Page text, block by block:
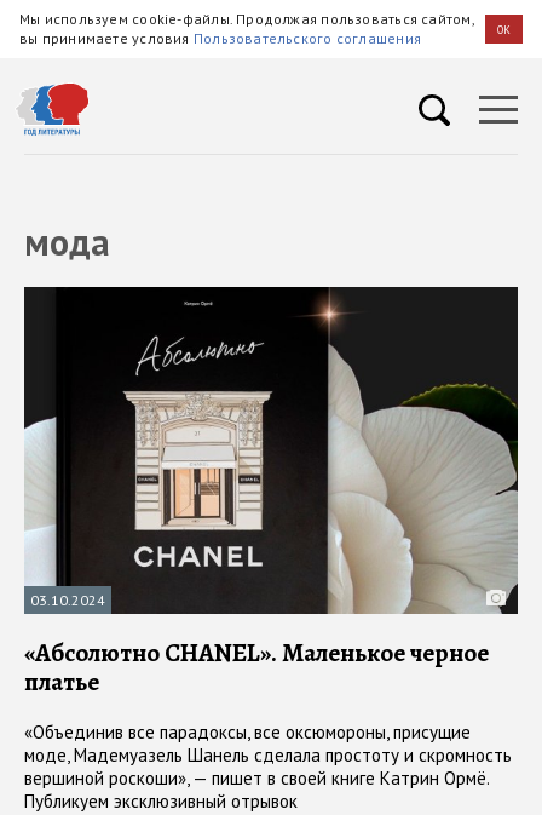
Мы используем cookie-файлы. Продолжая пользоваться сайтом,
вы принимаете условия Пользовательского соглашения OK
мода
03.10.2024
«Абсолютно CHANEL». Маленькое черное
платье
«Объединив все парадоксы, все оксюмороны, присущие
моде, Мадемуазель Шанель сделала простоту и скромность
вершиной роскоши», — пишет в своей книге Катрин Ормё.
Публикуем эксклюзивный отрывок